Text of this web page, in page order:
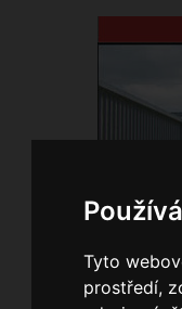
Tyto
prostředí,
Domů